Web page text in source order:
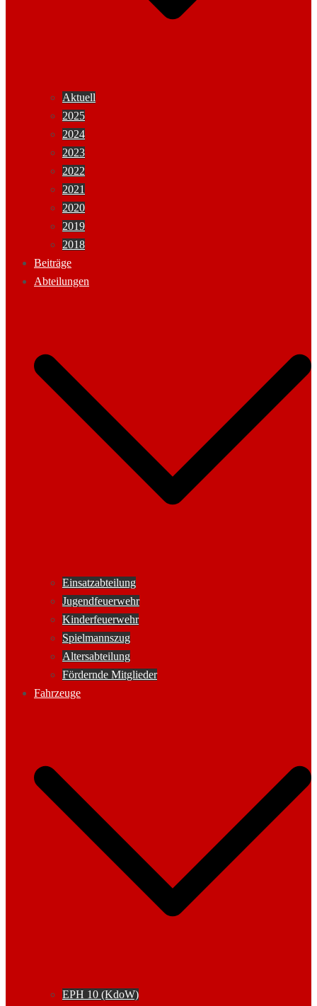
Aktuell
2025
2024
2023
2022
2021
2020
2019
2018
Beiträge
Abteilungen
Einsatzabteilung
Jugendfeuerwehr
Kinderfeuerwehr
Spielmannszug
Altersabteilung
Fördernde Mitglieder
Fahrzeuge
EPH 10 (KdoW)